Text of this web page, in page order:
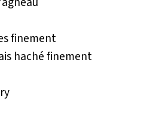
finement
haché finement